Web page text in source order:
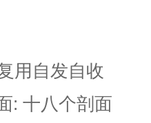
用自发自收
: 十八个剖面